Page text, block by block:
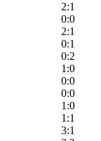
2:1
0:0
2:1
0:1
0:2
1:0
0:0
0:0
1:0
1:1
3:1